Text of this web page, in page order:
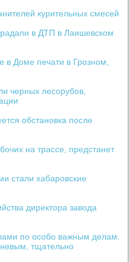
курительных смесей
в ДТП в Лаишевском
в Доме печати в Грозном,
черных лесорубов,
обстановка после
на трассе, предстанет
стали хабаровские
директора завода
по особо важным делам.
тщательно